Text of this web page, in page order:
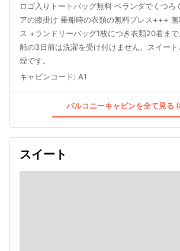
ロゴ入りトートバッグ無料 ベランダでくつろ
アの膝掛け 乗船時の衣類の無料プレス+++
ス +ランドリーバッグ1枚につき衣類20着ま
船の3日前は洗濯を受け付けません。スイー
煙です。
キャビンコード: A1
バルコニーキャビンを全て見る
スイート